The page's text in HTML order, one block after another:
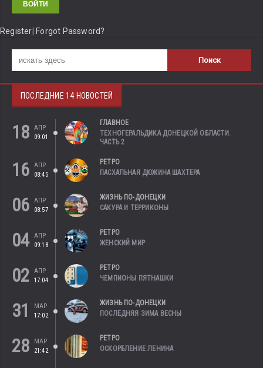
Register Forgot Password?
ПОСЛЕДНИЕ 14 НОВОСТЕЙ
18
АПР
09:01
ГЛАВНОЕ
ТЕХНОГЕРАЛЬДИКА ДОНЕЦКОЙ ОБЛАСТИ.
ЧАСТЬ 2
16
АПР
08:45
РЕТРО
ПАСХАЛЬНАЯ ДЮЖИНА ШАХТЕРА
06
АПР
08:57
ЖИЗНЬ ПО-ДОНЕЦКИ
САКУРА И ТЕРРИКОНЫ
04 АПР
09:18
РЕТРО
ЖЕНСКИЙ МИР
02
АПР
17:04
РЕТРО
ЧЕМПИОНЫ ПЯТНАШКИ
31
МАР
17:02
ЖИЗНЬ ПО-ДОНЕЦКИ
ПОСЛЕДНЯЯ ЗИМА ВЕСНЫ
28
МАР
21:42
РЕТРО
ОСКОРБЛЕНИЕ ЛЕНИНА